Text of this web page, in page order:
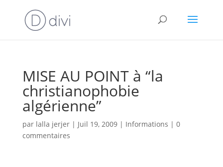
MISE AU POINT à “la
christianophobie
algérienne”
par lalla jerjer| Juil 19, 2009| Informations | 0
commentaires